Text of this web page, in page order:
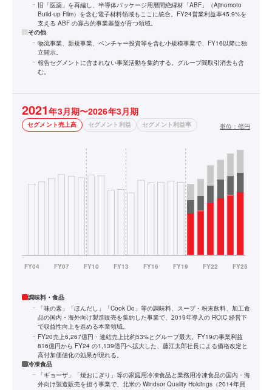
旧「医薬」を再編し、半導体パッケージ用層間絶縁材「ABF」（Ajinomoto
Build-up Film）を含む電子材料領域もここに統合。FY24営業利益率45.9%を
支える ABF の寡占的事業基盤が育つ領域。
その他
物流事業、新規事業、ベンチャー投資等を含む小規模事業で、FY16以降に独
立開示。
報告セグメントに含まれない事業活動を集約する。グループ間取引消去も含
む。
2021年3月期〜2026年3月期
セグメント売上高 セグメント利益 セグメント利益率 単位： 億円
調味料・食品
「味の素」「ほんだし」「Cook Do」等の調味料、スープ・粉末飲料、加工食
品の国内・海外向け製造販売を集約した事業で、2019年導入の ROIC 経営下
で収益性向上を進める本業領域。
FY20売上6,267億円・連結売上比約53%とグループ最大。FY19の事業利益
816億円から FY24 の1,139億円へ拡大した、藤江太郎社長による価格改定と
高付加価値化の効果が現れる。
冷凍食品
「ギョーザ」「焼おにぎり」等の家庭用冷凍食品と業務用冷凍食品の国内・海
外向け製造販売を担う事業で、北米の Windsor Quality Holdings（2014年買